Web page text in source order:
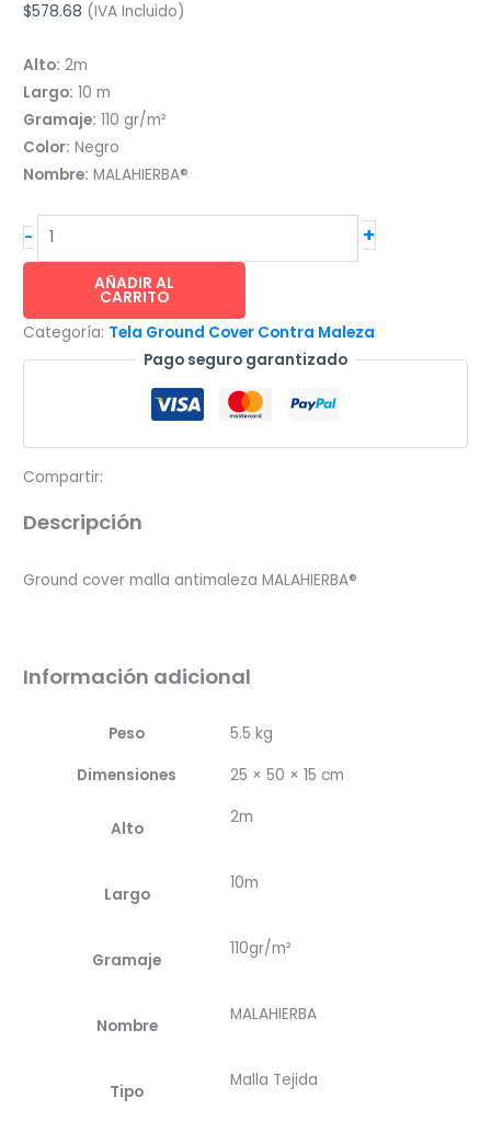
$578.68 (IVA Incluido)
Alto: 2m
Largo: 10 m
Gramaje: 110 gr/m²
Color: Negro
Nombre: MALAHIERBA®
-
MALAHIERBA®
antimaleza
para
goteo
cantidad
+
AÑADIR AL
CARRITO
Categoría: Tela Ground Cover Contra Maleza
Pago seguro garantizado
Compartir:
Descripción
Ground cover malla antimaleza MALAHIERBA®
Información adicional
Peso
5.5 kg
Dimensiones
25 × 50 × 15 cm
Alto
2m
Largo
10m
Gramaje
110gr/m²
Nombre
MALAHIERBA
Tipo
Malla Tejida